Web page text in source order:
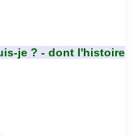
je ? - dont l'histoire